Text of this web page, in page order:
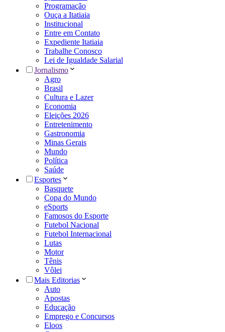
Programação
Ouça a Itatiaia
Institucional
Entre em Contato
Expediente Itatiaia
Trabalhe Conosco
Lei de Igualdade Salarial
Jornalismo
Agro
Brasil
Cultura e Lazer
Economia
Eleições 2026
Entretenimento
Gastronomia
Minas Gerais
Mundo
Política
Saúde
Esportes
Basquete
Copa do Mundo
eSports
Famosos do Esporte
Futebol Nacional
Futebol Internacional
Lutas
Motor
Tênis
Vôlei
Mais Editorias
Auto
Apostas
Educação
Emprego e Concursos
Eloos